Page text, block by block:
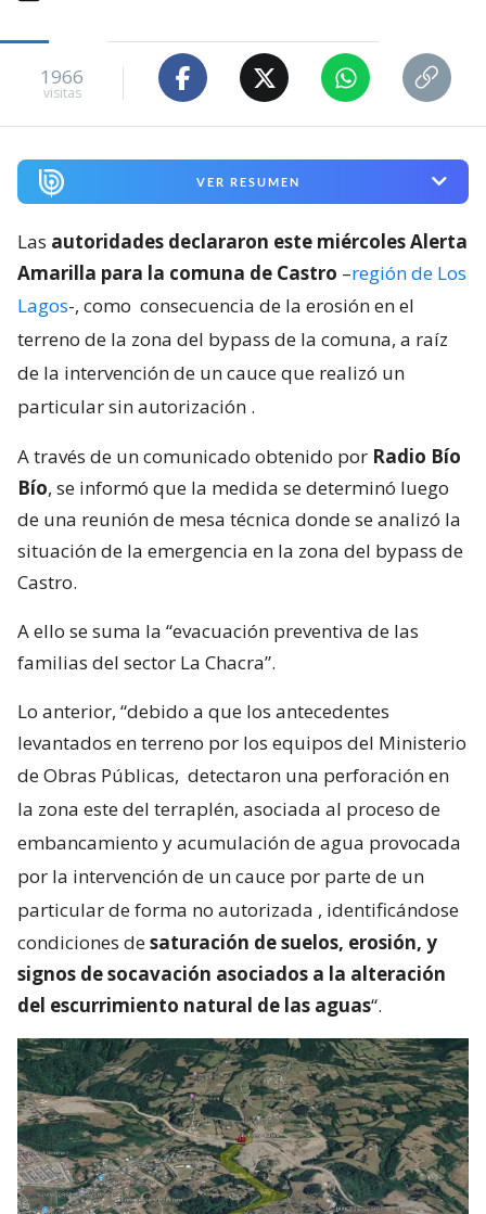
1966
visitas
VER RESUMEN
Las autoridades declararon este miércoles Alerta
Amarilla para la comuna de Castro –región de Los
Lagos-, como consecuencia de la erosión en el
terreno de la zona del bypass de la comuna, a raíz
de la intervención de un cauce que realizó un
particular sin autorización .
A través de un comunicado obtenido por Radio Bío
Bío, se informó que la medida se determinó luego
de una reunión de mesa técnica donde se analizó la
situación de la emergencia en la zona del bypass de
Castro.
A ello se suma la “evacuación preventiva de las
familias del sector La Chacra”.
Lo anterior, “debido a que los antecedentes
levantados en terreno por los equipos del Ministerio
de Obras Públicas, detectaron una perforación en
la zona este del terraplén, asociada al proceso de
embancamiento y acumulación de agua provocada
por la intervención de un cauce por parte de un
particular de forma no autorizada , identificándose
condiciones desaturación de suelos, erosión, y
signos de socavación asociados a la alteración
del escurrimiento natural de las aguas“.